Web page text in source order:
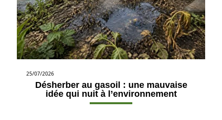
25/07/2026
Désherber au gasoil : une mauvaise
idée qui nuit à l’environnement